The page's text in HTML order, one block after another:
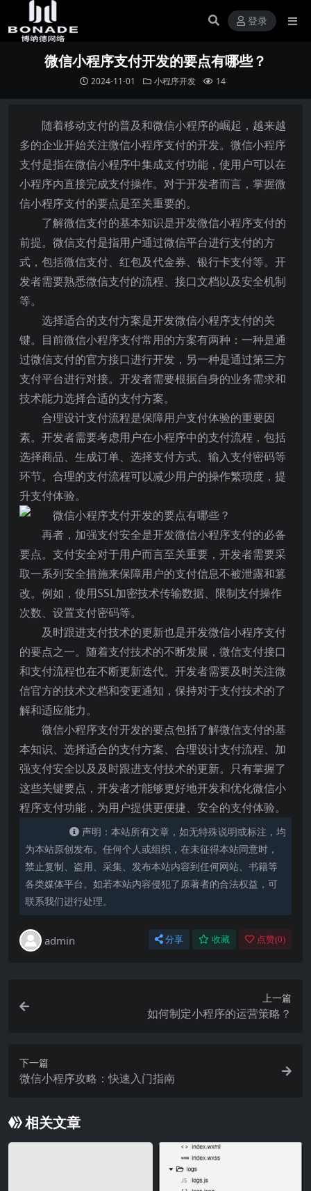
登录
微信小程序支付开发的要点有哪些？
2024-11-01 小程序开发 14
随着移动支付的普及和微信小程序的崛起，越来越
多的企业开始关注微信小程序支付的开发。微信小程序
支付是指在微信小程序中集成支付功能，使用户可以在
小程序内直接完成支付操作。对于开发者而言，掌握微
信小程序支付的要点是至关重要的。
了解微信支付的基本知识是开发微信小程序支付的
前提。微信支付是指用户通过微信平台进行支付的方
式，包括微信支付、红包及代金券、银行卡支付等。开
发者需要熟悉微信支付的流程、接口文档以及安全机制
等。
选择适合的支付方案是开发微信小程序支付的关
键。目前微信小程序支付常用的方案有两种：一种是通
过微信支付的官方接口进行开发，另一种是通过第三方
支付平台进行对接。开发者需要根据自身的业务需求和
技术能力选择合适的支付方案。
合理设计支付流程是保障用户支付体验的重要因
素。开发者需要考虑用户在小程序中的支付流程，包括
选择商品、生成订单、选择支付方式、输入支付密码等
环节。合理的支付流程可以减少用户的操作繁琐度，提
升支付体验。
再者，加强支付安全是开发微信小程序支付的必备
要点。支付安全对于用户而言至关重要，开发者需要采
取一系列安全措施来保障用户的支付信息不被泄露和篡
改。例如，使用SSL加密技术传输数据、限制支付操作
次数、设置支付密码等。
及时跟进支付技术的更新也是开发微信小程序支付
的要点之一。随着支付技术的不断发展，微信支付接口
和支付流程也在不断更新迭代。开发者需要及时关注微
信官方的技术文档和变更通知，保持对于支付技术的了
解和适应能力。
微信小程序支付开发的要点包括了解微信支付的基
本知识、选择适合的支付方案、合理设计支付流程、加
强支付安全以及及时跟进支付技术的更新。只有掌握了
这些关键要点，开发者才能够更好地开发和优化微信小
程序支付功能，为用户提供更便捷、安全的支付体验。
声明：本站所有文章，如无特殊说明或标注，均
为本站原创发布。任何个人或组织，在未征得本站同意时，
禁止复制、盗用、采集、发布本站内容到任何网站、书籍等
各类媒体平台。如若本站内容侵犯了原著者的合法权益，可
联系我们进行处理。
admin 分享 收藏 点赞(0)
上一篇
如何制定小程序的运营策略？
下一篇
微信小程序攻略：快速入门指南
相关文章